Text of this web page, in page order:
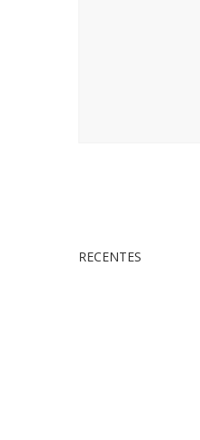
RECENTES